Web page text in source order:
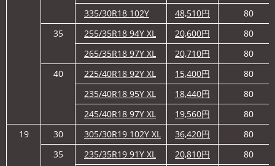
335/30R18 102Y
48,510円
80
35
255/35R18 94Y XL 20,600円
80
265/35R18 97Y XL
20,710円
80
40
225/40R18 92Y XL 15,400円
80
235/40R18 95Y XL
18,440円
80
245/40R18 97Y XL
19,560円
80
19
30 305/30R19 102Y XL 36,420円
80
35
235/35R19 91Y XL 20,810円
80